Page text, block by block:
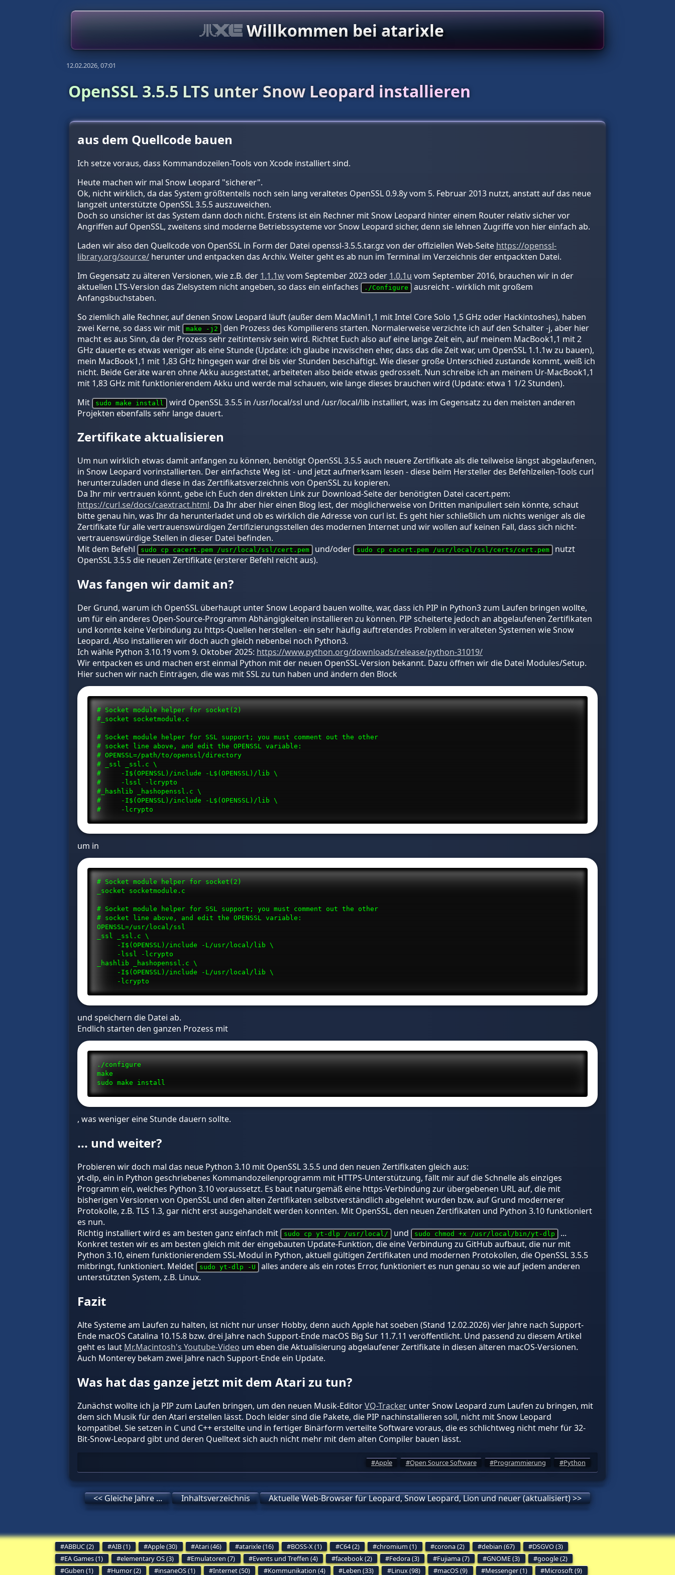
Willkommen bei atarixle
12.02.2026, 07:01
OpenSSL 3.5.5 LTS unter Snow Leopard installieren
aus dem Quellcode bauen
Ich setze voraus, dass Kommandozeilen-Tools von Xcode installiert sind.
Heute machen wir mal Snow Leopard "sicherer".
Ok, nicht wirklich, da das System größtenteils noch sein lang veraltetes OpenSSL 0.9.8y vom 5. Februar 2013 nutzt, anstatt auf das neue
langzeit unterstützte OpenSSL 3.5.5 auszuweichen.
Doch so unsicher ist das System dann doch nicht. Erstens ist ein Rechner mit Snow Leopard hinter einem Router relativ sicher vor
Angriffen auf OpenSSL, zweitens sind moderne Betriebssysteme vor Snow Leopard sicher, denn sie lehnen Zugriffe von hier einfach ab.
Laden wir also den Quellcode von OpenSSL in Form der Datei openssl-3.5.5.tar.gz von der offiziellen Web-Seite https://openssl-
library.org/source/ herunter und entpacken das Archiv. Weiter geht es ab nun im Terminal im Verzeichnis der entpackten Datei.
Im Gegensatz zu älteren Versionen, wie z.B. der 1.1.1wvom September 2023 oder 1.0.1u vom September 2016, brauchen wir in der
aktuellen LTS-Version das Zielsystem nicht angeben, so dass ein einfaches
./Configure
ausreicht - wirklich mit großem
Anfangsbuchstaben.
So ziemlich alle Rechner, auf denen Snow Leopard läuft (außer dem MacMini1,1 mit Intel Core Solo 1,5 GHz oder Hackintoshes), haben
zwei Kerne, so dass wir mit
make -j2
den Prozess des Kompilierens starten. Normalerweise verzichte ich auf den Schalter -j, aber hier
macht es aus Sinn, da der Prozess sehr zeitintensiv sein wird. Richtet Euch also auf eine lange Zeit ein, auf meinem MacBook1,1 mit 2
GHz dauerte es etwas weniger als eine Stunde (Update: ich glaube inzwischen eher, dass das die Zeit war, um OpenSSL 1.1.1w zu bauen),
mein MacBook1,1 mit 1,83 GHz hingegen war drei bis vier Stunden beschäftigt. Wie dieser große Unterschied zustande kommt, weiß ich
nicht. Beide Geräte waren ohne Akku ausgestattet, arbeiteten also beide etwas gedrosselt. Nun schreibe ich an meinem Ur-MacBook1,1
mit 1,83 GHz mit funktionierendem Akku und werde mal schauen, wie lange dieses brauchen wird (Update: etwa 1 1/2 Stunden).
Mit
sudo make install
wird OpenSSL 3.5.5 in /usr/local/ssl und /usr/local/lib installiert, was im Gegensatz zu den meisten anderen
Projekten ebenfalls sehr lange dauert.
Zertifikate aktualisieren
Um nun wirklich etwas damit anfangen zu können, benötigt OpenSSL 3.5.5 auch neuere Zertifikate als die teilweise längst abgelaufenen,
in Snow Leopard vorinstallierten. Der einfachste Weg ist - und jetzt aufmerksam lesen - diese beim Hersteller des Befehlzeilen-Tools curl
herunterzuladen und diese in das Zertifikatsverzeichnis von OpenSSL zu kopieren.
Da Ihr mir vertrauen könnt, gebe ich Euch den direkten Link zur Download-Seite der benötigten Datei cacert.pem:
https://curl.se/docs/caextract.html. Da Ihr aber hier einen Blog lest, der möglicherweise von Dritten manipuliert sein könnte, schaut
bitte genau hin, was Ihr da herunterladet und ob es wirklich die Adresse von curl ist. Es geht hier schließlich um nichts weniger als die
Zertifikate für alle vertrauenswürdigen Zertifizierungsstellen des modernen Internet und wir wollen auf keinen Fall, dass sich nicht-
vertrauenswürdige Stellen in dieser Datei befinden.
Mit dem Befehl
sudo cp cacert.pem /usr/local/ssl/cert.pem und/oder sudo cp cacert.pem /usr/local/ssl/certs/cert.pem
nutzt
OpenSSL 3.5.5 die neuen Zertifikate (ersterer Befehl reicht aus).
Was fangen wir damit an?
Der Grund, warum ich OpenSSL überhaupt unter Snow Leopard bauen wollte, war, dass ich PIP in Python3 zum Laufen bringen wollte,
um für ein anderes Open-Source-Programm Abhängigkeiten installieren zu können. PIP scheiterte jedoch an abgelaufenen Zertifikaten
und konnte keine Verbindung zu https-Quellen herstellen - ein sehr häufig auftretendes Problem in veralteten Systemen wie Snow
Leopard. Also installieren wir doch auch gleich nebenbei noch Python3.
Ich wähle Python 3.10.19 vom 9. Oktober 2025: https://www.python.org/downloads/release/python-31019/
Wir entpacken es und machen erst einmal Python mit der neuen OpenSSL-Version bekannt. Dazu öffnen wir die Datei Modules/Setup.
Hier suchen wir nach Einträgen, die was mit SSL zu tun haben und ändern den Block
# Socket module helper for socket(2)
#_socket socketmodule.c
# Socket module helper for SSL support; you must comment out the other
# socket line above, and edit the OPENSSL variable:
# OPENSSL=/path/to/openssl/directory
# _ssl _ssl.c \
# -I$(OPENSSL)/include -L$(OPENSSL)/lib \
# -lssl -lcrypto
#_hashlib _hashopenssl.c \
# -I$(OPENSSL)/include -L$(OPENSSL)/lib \
# -lcrypto
um in
# Socket module helper for socket(2)
_socket socketmodule.c
# Socket module helper for SSL support; you must comment out the other
# socket line above, and edit the OPENSSL variable:
OPENSSL=/usr/local/ssl
_ssl _ssl.c \
-I$(OPENSSL)/include -L/usr/local/lib \
-lssl -lcrypto
_hashlib _hashopenssl.c \
-I$(OPENSSL)/include -L/usr/local/lib \
-lcrypto
und speichern die Datei ab.
Endlich starten den ganzen Prozess mit
./configure
make
sudo make install
, was weniger eine Stunde dauern sollte.
... und weiter?
Probieren wir doch mal das neue Python 3.10 mit OpenSSL 3.5.5 und den neuen Zertifikaten gleich aus:
yt-dlp, ein in Python geschriebenes Kommandozeilenprogramm mit HTTPS-Unterstützung, fällt mir auf die Schnelle als einziges
Programm ein, welches Python 3.10 voraussetzt. Es baut naturgemäß eine https-Verbindung zur übergebenen URL auf, die mit
bisherigen Versionen von OpenSSL und den alten Zertifikaten selbstverständlich abgelehnt wurden bzw. auf Grund modernerer
Protokolle, z.B. TLS 1.3, gar nicht erst ausgehandelt werden konnten. Mit OpenSSL, den neuen Zertifikaten und Python 3.10 funktioniert
es nun.
Richtig installiert wird es am besten ganz einfach mit
sudo cp yt-dlp /usr/local/ und sudo chmod +x /usr/local/bin/yt-dlp
...
Konkret testen wir es am besten gleich mit der eingebauten Update-Funktion, die eine Verbindung zu GitHub aufbaut, die nur mit
Python 3.10, einem funktionierendem SSL-Modul in Python, aktuell gültigen Zertifikaten und modernen Protokollen, die OpenSSL 3.5.5
mitbringt, funktioniert. Meldet
sudo yt-dlp -U
alles andere als ein rotes Error, funktioniert es nun genau so wie auf jedem anderen
unterstützten System, z.B. Linux.
Fazit
Alte Systeme am Laufen zu halten, ist nicht nur unser Hobby, denn auch Apple hat soeben (Stand 12.02.2026) vier Jahre nach Support-
Ende macOS Catalina 10.15.8 bzw. drei Jahre nach Support-Ende macOS Big Sur 11.7.11 veröffentlicht. Und passend zu diesem Artikel
geht es laut Mr.Macintosh's Youtube-Video um eben die Aktualisierung abgelaufener Zertifikate in diesen älteren macOS-Versionen.
Auch Monterey bekam zwei Jahre nach Support-Ende ein Update.
Was hat das ganze jetzt mit dem Atari zu tun?
Zunächst wollte ich ja PIP zum Laufen bringen, um den neuen Musik-EditorVQ-Tracker unter Snow Leopard zum Laufen zu bringen, mit
dem sich Musik für den Atari erstellen lässt. Doch leider sind die Pakete, die PIP nachinstallieren soll, nicht mit Snow Leopard
kompatibel. Sie setzen in C und C++ erstellte und in fertiger Binärform verteilte Software voraus, die es schlichtweg nicht mehr für 32-
Bit-Snow-Leopard gibt und deren Quelltext sich auch nicht mehr mit dem alten Compiler bauen lässt.
Apple Open Source Software Programmierung Python
<< Gleiche Jahre ... Inhaltsverzeichnis Aktuelle Web-Browser für Leopard, Snow Leopard, Lion und neuer (aktualisiert) >>
ABBUC (2) AIB (1) Apple (30) Atari (46) atarixle (16) BOSS-X (1) C64 (2) chromium (1) corona (2) debian (67)
DSGVO (3)
EA Games (1)
elementary OS (3) Emulatoren (7) Events und Treffen (4) facebook (2) Fedora (3) Fujiama (7) GNOME (3)
google (2)
Guben (1)
Humor (2) insaneOS (1) Internet (50) Kommunikation (4) Leben (33) Linux (98) macOS (9) Messenger (1) Microsoft (9)